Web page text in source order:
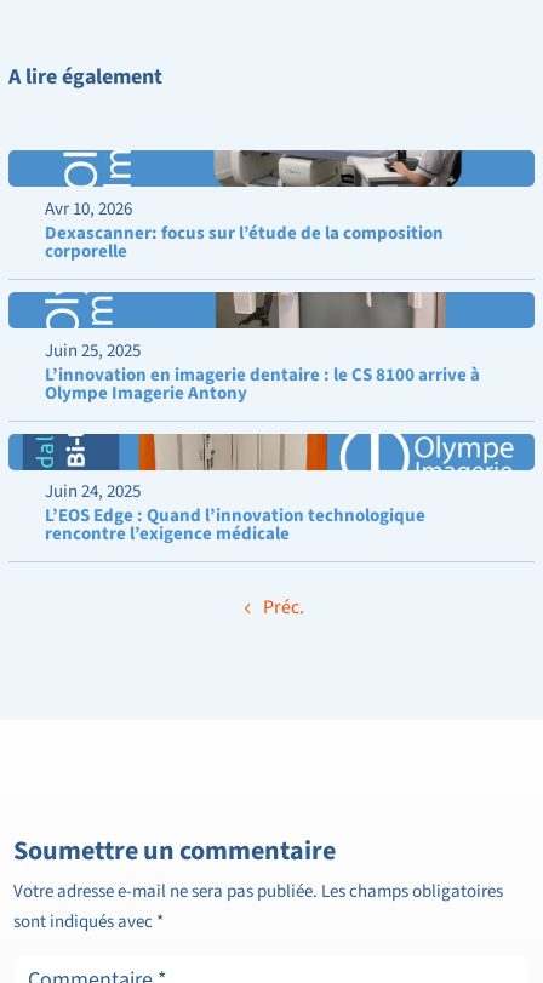
A lire également
Avr 10, 2026
Dexascanner: focus sur l’étude de la composition
corporelle
Juin 25, 2025
L’innovation en imagerie dentaire : le CS 8100 arrive à
Olympe Imagerie Antony
Juin 24, 2025
L’EOS Edge : Quand l’innovation technologique
rencontre l’exigence médicale
Préc.
Soumettre un commentaire
Votre adresse e-mail ne sera pas publiée. Les champs obligatoires
sont indiqués avec*